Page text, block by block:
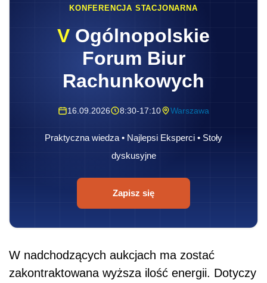
KONFERENCJA STACJONARNA
V Ogólnopolskie
Forum Biur
Rachunkowych
16.09.2026 8:30-17:10 Warszawa
Praktyczna wiedza • Najlepsi Eksperci • Stoły
dyskusyjne
Zapisz się
W nadchodzących aukcjach ma zostać
zakontraktowana wyższa ilość energii. Dotyczy